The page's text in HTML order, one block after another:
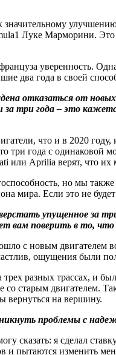
Луке Марморини.
уверенность.
два года в своей
отказаться от
три года – это
что и в 2020
три года с
или Aprilia верят, что
но мы
мира. Если это не
упущенное за
вам поверить в то,
с новым
ощущения были
разных трассах, и
старым двигателем.
на вершину.
проблемы с
сказать: я сделал
и пытаются изменить